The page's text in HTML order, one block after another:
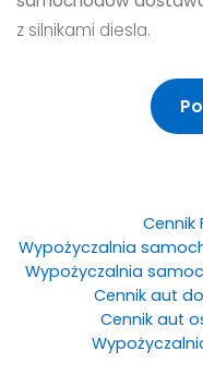
z silnikami diesla.
Cennik
Wypożyczalnia
Wypożyczalnia
Cennik aut
Cennik aut